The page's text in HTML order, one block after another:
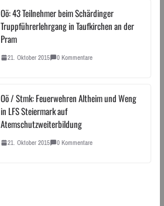
Oö: 43 Teilnehmer beim Schärdinger
Truppführerlehrgang in Taufkirchen an der
Pram
21. Oktober 2015 0 Kommentare
Oö / Stmk: Feuerwehren Altheim und Weng
in LFS Steiermark auf
Atemschutzweiterbildung
21. Oktober 2015 0 Kommentare